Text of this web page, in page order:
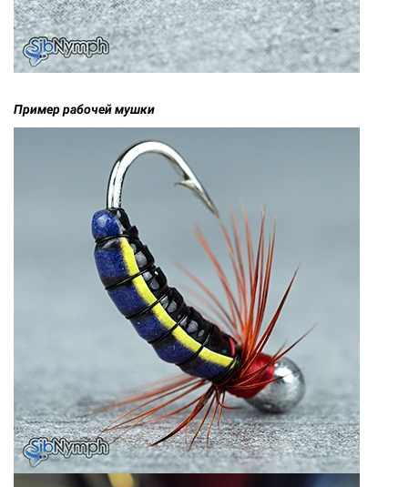
Пример рабочей мушки